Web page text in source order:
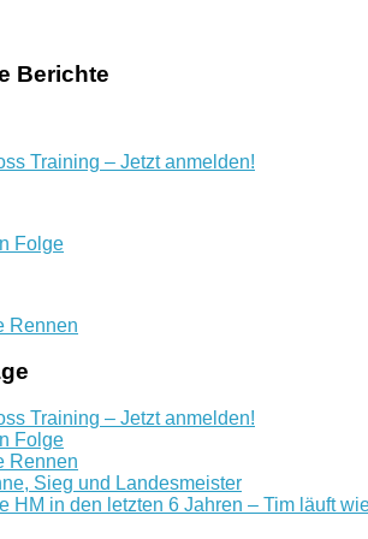
Berichte
Training – Jetzt anmelden!
Folge
Rennen
Training – Jetzt anmelden!
Folge
Rennen
Sieg und Landesmeister
HM in den letzten 6 Jahren – Tim läuft